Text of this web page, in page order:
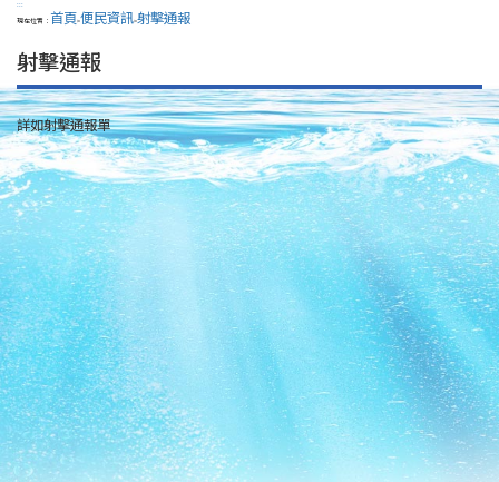
:::
現在位置： 首頁>便民資訊>射擊通報
射擊通報
詳如射擊通報單